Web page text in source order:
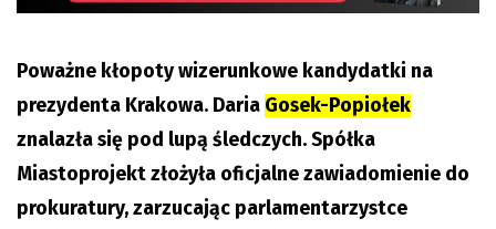
Poważne kłopoty wizerunkowe kandydatki na
prezydenta Krakowa. Daria Gosek-Popiołek
znalazła się pod lupą śledczych.Spółka
Miastoprojekt złożyła oficjalne zawiadomienie do
prokuratury, zarzucając parlamentarzystce